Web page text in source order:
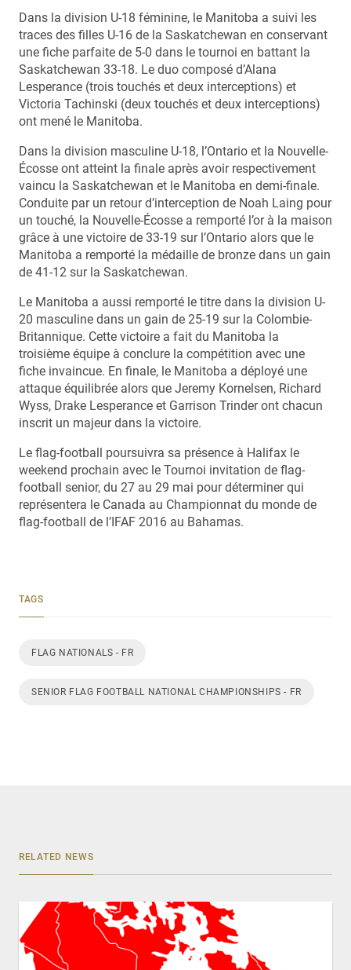
Dans la division U-18 féminine, le Manitoba a suivi les
traces des filles U-16 de la Saskatchewan en conservant
une fiche parfaite de 5-0 dans le tournoi en battant la
Saskatchewan 33-18. Le duo composé d’Alana
Lesperance (trois touchés et deux interceptions) et
Victoria Tachinski (deux touchés et deux interceptions)
ont mené le Manitoba.
Dans la division masculine U-18, l’Ontario et la Nouvelle-
Écosse ont atteint la finale après avoir respectivement
vaincu la Saskatchewan et le Manitoba en demi-finale.
Conduite par un retour d’interception de Noah Laing pour
un touché, la Nouvelle-Écosse a remporté l’or à la maison
grâce à une victoire de 33-19 sur l’Ontario alors que le
Manitoba a remporté la médaille de bronze dans un gain
de 41-12 sur la Saskatchewan.
Le Manitoba a aussi remporté le titre dans la division U-
20 masculine dans un gain de 25-19 sur la Colombie-
Britannique. Cette victoire a fait du Manitoba la
troisième équipe à conclure la compétition avec une
fiche invaincue. En finale, le Manitoba a déployé une
attaque équilibrée alors que Jeremy Kornelsen, Richard
Wyss, Drake Lesperance et Garrison Trinder ont chacun
inscrit un majeur dans la victoire.
Le flag-football poursuivra sa présence à Halifax le
weekend prochain avec le Tournoi invitation de flag-
football senior, du 27 au 29 mai pour déterminer qui
représentera le Canada au Championnat du monde de
flag-football de l’IFAF 2016 au Bahamas.
TAGS
FLAG NATIONALS - FR
SENIOR FLAG FOOTBALL NATIONAL CHAMPIONSHIPS - FR
RELATED NEWS